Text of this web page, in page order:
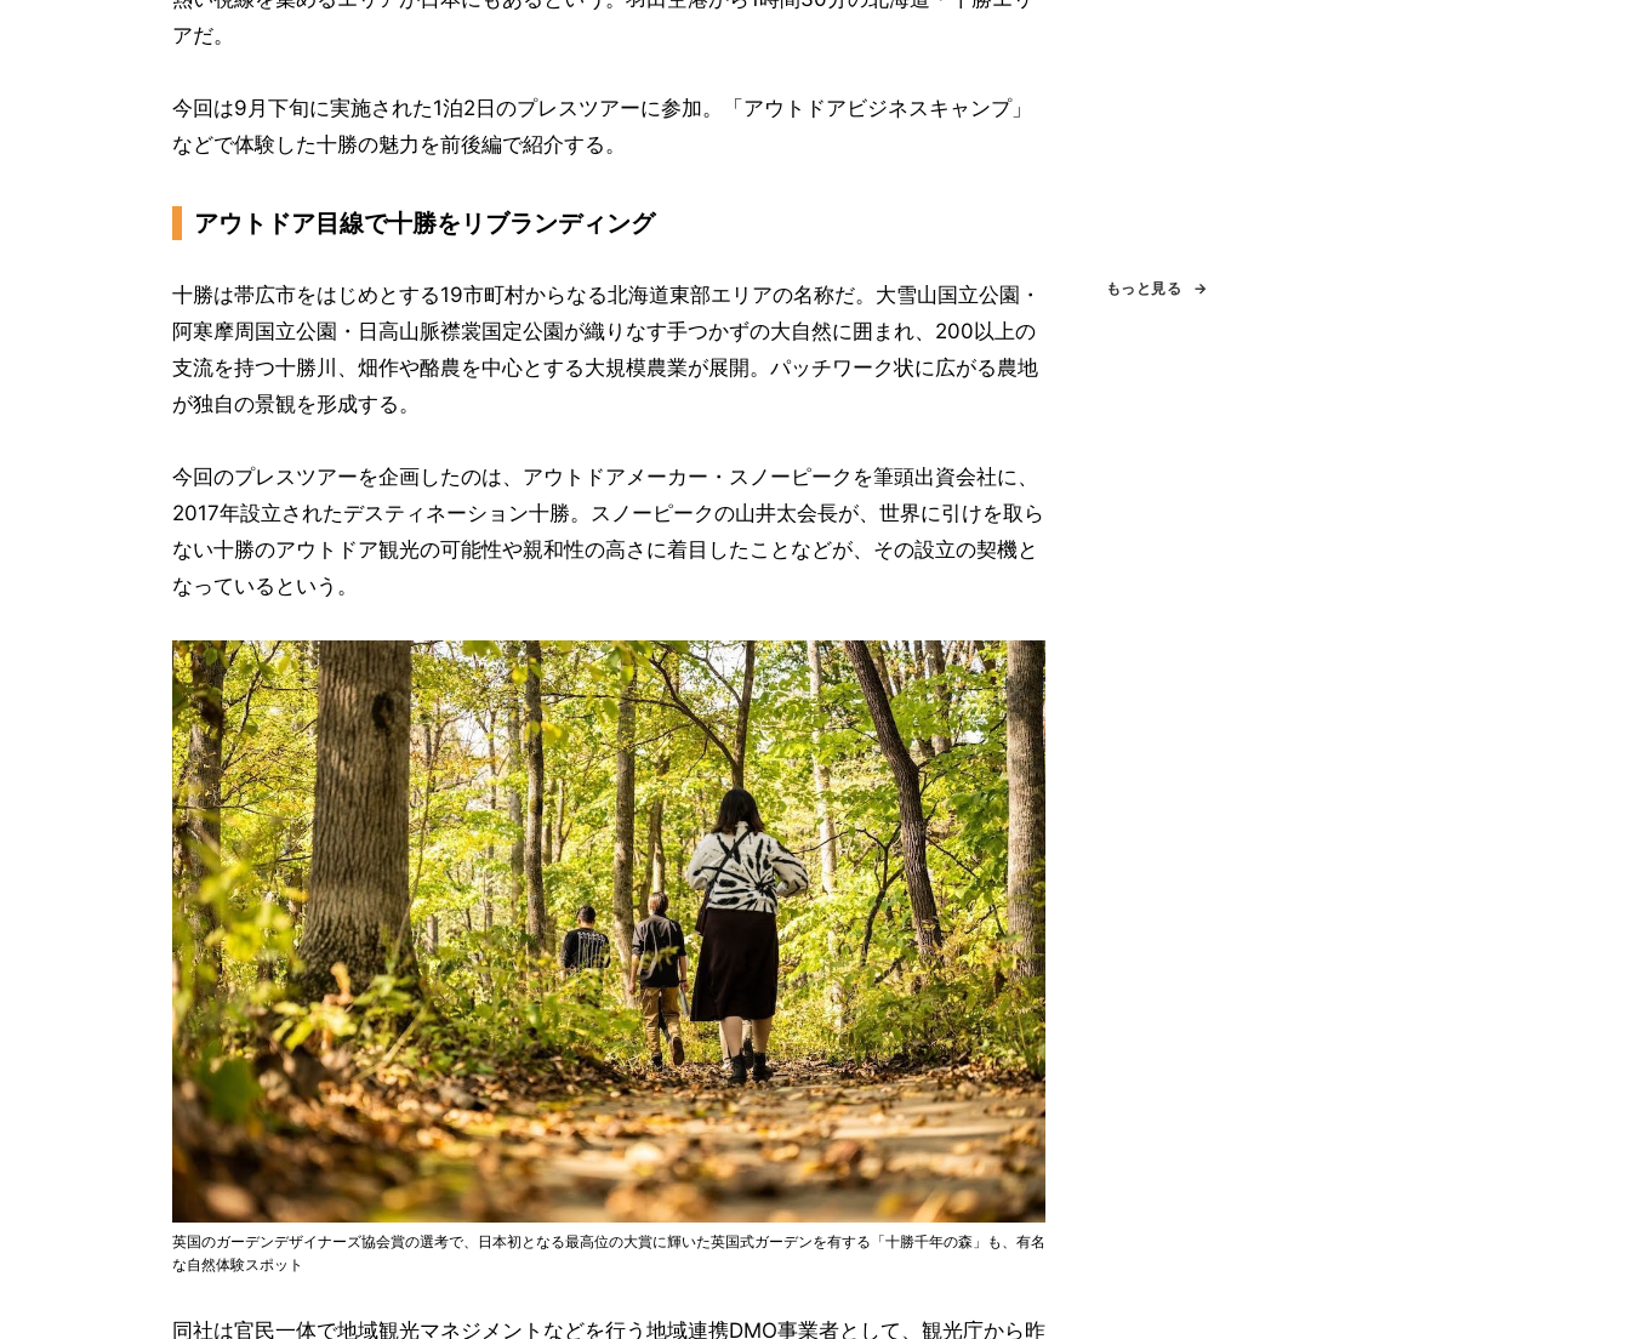
アだ。
今回は9月下旬に実施された1泊2日のプレスツアーに参加。「アウトドアビジネスキャンプ」
などで体験した十勝の魅力を前後編で紹介する。
アウトドア目線で十勝をリブランディング
十勝は帯広市をはじめとする19市町村からなる北海道東部エリアの名称だ。大雪山国立公園・
阿寒摩周国立公園・日高山脈襟裳国定公園が織りなす手つかずの大自然に囲まれ、200以上の
支流を持つ十勝川、畑作や酪農を中心とする大規模農業が展開。パッチワーク状に広がる農地
が独自の景観を形成する。
今回のプレスツアーを企画したのは、アウトドアメーカー・スノーピークを筆頭出資会社に、
2017年設立されたデスティネーション十勝。スノーピークの山井太会長が、世界に引けを取ら
ない十勝のアウトドア観光の可能性や親和性の高さに着目したことなどが、その設立の契機と
なっているという。
英国のガーデンデザイナーズ協会賞の選考で、日本初となる最高位の大賞に輝いた英国式ガーデンを有する「十勝千年の森」も、有名
な自然体験スポット
同社は官民一体で地域観光マネジメントなどを行う地域連携DMO事業者として、観光庁から昨
もっと見る